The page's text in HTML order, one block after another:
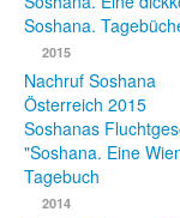
Soshana.
2015
Nachruf Soshana
Österreich 2015
Soshanas
"Soshana. Eine
Tagebuch
2014